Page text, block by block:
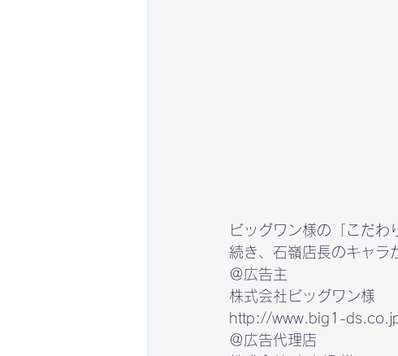
ビッグワン様の「こだ
続き、石嶺店長のキャラ
＠広告主
http://www.big1-
＠広告代理店